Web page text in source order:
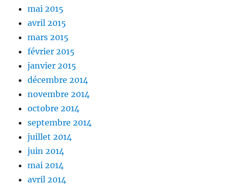
mai 2015
avril 2015
mars 2015
février 2015
janvier 2015
décembre 2014
novembre 2014
octobre 2014
septembre 2014
juillet 2014
juin 2014
mai 2014
avril 2014